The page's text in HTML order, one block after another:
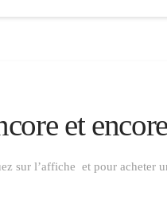
et encore
sur l’affiche et pour acheter